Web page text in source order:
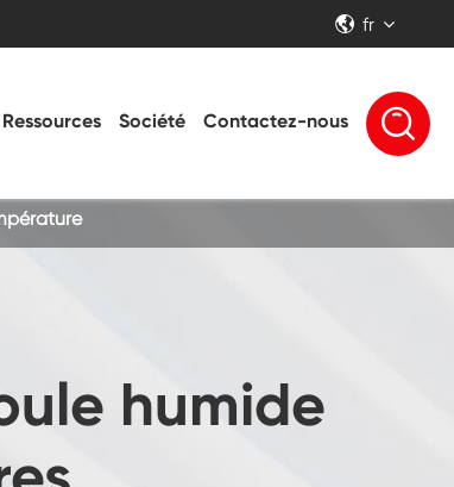
 fr
Ressources Société Contactez-nous 
humide